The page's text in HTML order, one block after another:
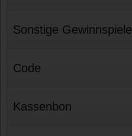
Sonstige Gewinnspiele
Code
Kassenbon